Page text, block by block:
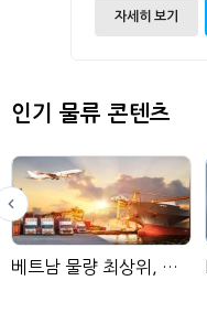
자세히 보기
인기 물류 콘텐츠
LinGo
베트남 물량 최상위, 에이제이종합물류